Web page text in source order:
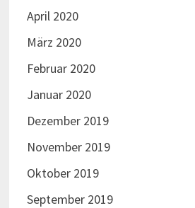
April 2020
März 2020
Februar 2020
Januar 2020
Dezember 2019
November 2019
Oktober 2019
September 2019